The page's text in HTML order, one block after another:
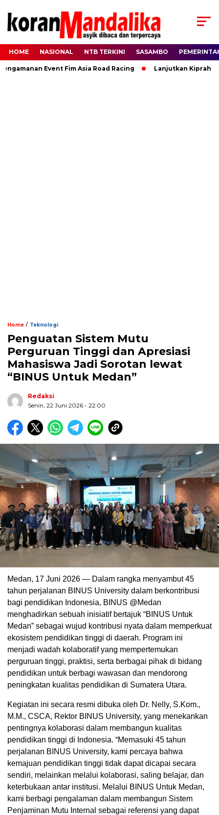
HOME NASIONAL NTB TERKINI SASAMBO
Event Fim Asia Road Racing Lanjutkan Kiprah HBK,
Home / Teknologi
Penguatan Sistem Mutu
Perguruan Tinggi dan Apresiasi
Mahasiswa Jadi Sorotan lewat
“BINUS Untuk Medan”
Redaksi
Senin, 22 Juni 2026 - 22:00
Medan, 17 Juni 2026 — Dalam rangka menyambut 45
tahun perjalanan BINUS University dalam berkontribusi
bagi pendidikan Indonesia, BINUS @Medan
menghadirkan sebuah inisiatif bertajuk “BINUS Untuk
Medan” sebagai wujud kontribusi nyata dalam memperkuat
ekosistem pendidikan tinggi di daerah. Program ini
menjadi wadah kolaboratif yang mempertemukan
perguruan tinggi, praktisi, serta berbagai pihak di bidang
pendidikan untuk berbagi wawasan dan mendorong
peningkatan kualitas pendidikan di Sumatera Utara.
Kegiatan ini secara resmi dibuka oleh Dr. Nelly, S.Kom.,
M.M., CSCA, Rektor BINUS University, yang menekankan
pentingnya kolaborasi dalam membangun kualitas
pendidikan tinggi di Indonesia. “Memasuki 45 tahun
perjalanan BINUS University, kami percaya bahwa
kemajuan pendidikan tinggi tidak dapat dicapai secara
sendiri, melainkan melalui kolaborasi, saling belajar, dan
keterbukaan antar institusi. Melalui BINUS Untuk Medan,
kami berbagi pengalaman dalam membangun Sistem
Penjaminan Mutu Internal sebagai referensi yang dapat